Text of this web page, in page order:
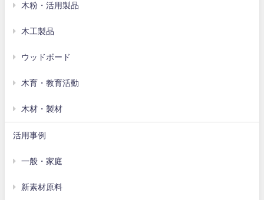
木粉・活用製品
木工製品
ウッドボード
木育・教育活動
木材・製材
活用事例
一般・家庭
新素材原料